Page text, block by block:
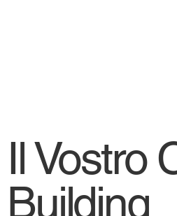
Il Vostro
Building